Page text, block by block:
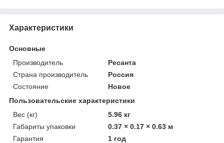
Характеристики
Основные
Производитель
Ресанта
Страна производитель
Россия
Состояние
Новое
Пользовательские характеристики
Вес (кг)
5.96 кг
Габариты упаковки
0.37 × 0.17 × 0.63 м
Гарантия
1 год